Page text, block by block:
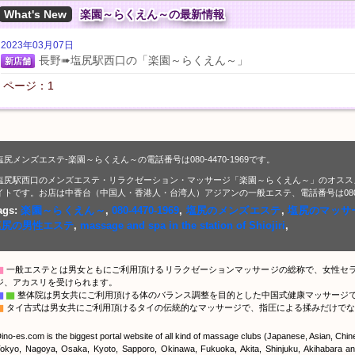
What's New 楽園～らくえん～の最新情報
2023年03月07日
新店舗
長野➠塩尻駅西口の「楽園～らくえん～」
ページ：1
尻メンズエステ-楽園～らくえん～の電話番号は080-4470-1969です。
尻駅西口のメンズエステ・リラクゼーション・マッサージ「楽園～らくえん～」のオス
トです。お店は中香台（中国人・香港人・台湾人）アジアンの一般エステ、電話番号は
楽園～らくえん～ ,080-4470-1969, 塩尻のメンズエステ,塩尻のマッサ
の男性エステ, massage and spa in the station of Shiojiri,
一般エステとは男女ともにご利用頂けるリラクゼーションマッサージの総称で、女性セ
、アカスリを受けられます。
▇ 整体院は男女共にご利用頂ける体のバランス調整を目的とした中国式健康マッサージ
タイ古式は男女共にご利用頂けるタイの伝統的なマッサージで、指圧による揉みだけで
es.com is the biggest portal website of all kind of massage clubs (Japanese, Asian,
Nagoya, Osaka, Kyoto, Sapporo, Okinawa, Fukuoka, Akita, Shinjuku, Akihabara